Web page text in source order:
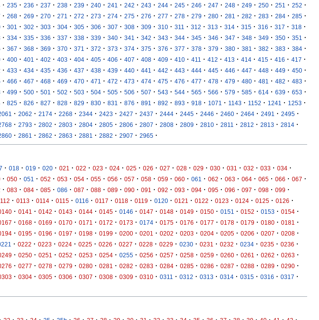
· 235 · 236 · 237 · 238 · 239 · 240 · 241 · 242 · 243 · 244 · 245 · 246 · 247 · 248 · 249 · 250 · 251 · 252 ·
· 268 · 269 · 270 · 271 · 272 · 273 · 274 · 275 · 276 · 277 · 278 · 279 · 280 · 281 · 282 · 283 · 284 · 285 ·
· 301 · 302 · 303 · 304 · 305 · 306 · 307 · 308 · 309 · 310 · 311 · 312 · 313 · 314 · 315 · 316 · 317 · 318 ·
· 334 · 335 · 336 · 337 · 338 · 339 · 340 · 341 · 342 · 343 · 344 · 345 · 346 · 347 · 348 · 349 · 350 · 351 ·
· 367 · 368 · 369 · 370 · 371 · 372 · 373 · 374 · 375 · 376 · 377 · 378 · 379 · 380 · 381 · 382 · 383 · 384 ·
· 400 · 401 · 402 · 403 · 404 · 405 · 406 · 407 · 408 · 409 · 410 · 411 · 412 · 413 · 414 · 415 · 416 · 417 ·
· 433 · 434 · 435 · 436 · 437 · 438 · 439 · 440 · 441 · 442 · 443 · 444 · 445 · 446 · 447 · 448 · 449 · 450 ·
· 466 · 467 · 468 · 469 · 470 · 471 · 472 · 473 · 474 · 475 · 476 · 477 · 478 · 479 · 480 · 481 · 482 · 483 ·
· 499 · 500 · 501 · 502 · 503 · 504 · 505 · 506 · 507 · 543 · 544 · 565 · 566 · 579 · 585 · 614 · 639 · 653 ·
· 825 · 826 · 827 · 828 · 829 · 830 · 831 · 876 · 891 · 892 · 893 · 918 · 1071 · 1143 · 1152 · 1241 · 1253 ·
· 2062 · 2174 · 2268 · 2344 · 2423 · 2427 · 2437 · 2444 · 2445 · 2446 · 2460 · 2464 · 2491 · 2495 ·
· 2793 · 2802 · 2803 · 2804 · 2805 · 2806 · 2807 · 2808 · 2809 · 2810 · 2811 · 2812 · 2813 · 2814 ·
· 2861 · 2862 · 2863 · 2881 · 2882 · 2907 · 2965 ·
· 018 · 019 · 020 · 021 · 022 · 023 · 024 · 025 · 026 · 027 · 028 · 029 · 030 · 031 · 032 · 033 · 034 ·
· 050 · 051 · 052 · 053 · 054 · 055 · 056 · 057 · 058 · 059 · 060 · 061 · 062 · 063 · 064 · 065 · 066 · 067 ·
· 083 · 084 · 085 · 086 · 087 · 088 · 089 · 090 · 091 · 092 · 093 · 094 · 095 · 096 · 097 · 098 · 099 ·
· 0113 · 0114 · 0115 · 0116 · 0117 · 0118 · 0119 · 0120 · 0121 · 0122 · 0123 · 0124 · 0125 · 0126 ·
· 0141 · 0142 · 0143 · 0144 · 0145 · 0146 · 0147 · 0148 · 0149 · 0150 · 0151 · 0152 · 0153 · 0154 ·
· 0168 · 0169 · 0170 · 0171 · 0172 · 0173 · 0174 · 0175 · 0176 · 0177 · 0178 · 0179 · 0180 · 0181 ·
· 0195 · 0196 · 0197 · 0198 · 0199 · 0200 · 0201 · 0202 · 0203 · 0204 · 0205 · 0206 · 0207 · 0208 ·
· 0222 · 0223 · 0224 · 0225 · 0226 · 0227 · 0228 · 0229 · 0230 · 0231 · 0232 · 0234 · 0235 · 0236 ·
· 0250 · 0251 · 0252 · 0253 · 0254 · 0255 · 0256 · 0257 · 0258 · 0259 · 0260 · 0261 · 0262 · 0263 ·
· 0277 · 0278 · 0279 · 0280 · 0281 · 0282 · 0283 · 0284 · 0285 · 0286 · 0287 · 0288 · 0289 · 0290 ·
· 0304 · 0305 · 0306 · 0307 · 0308 · 0309 · 0310 · 0311 · 0312 · 0313 · 0314 · 0315 · 0316 · 0317 ·